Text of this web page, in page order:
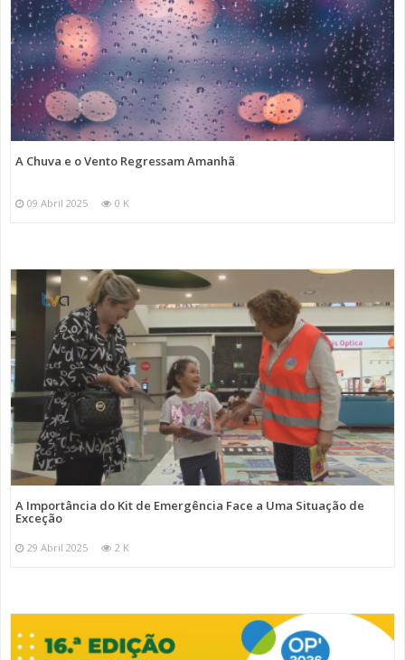
A Chuva e o Vento Regressam Amanhã
09 Abril 2025 0 K
A Importância do Kit de Emergência Face a Uma Situação de
Exceção
29 Abril 2025 2 K